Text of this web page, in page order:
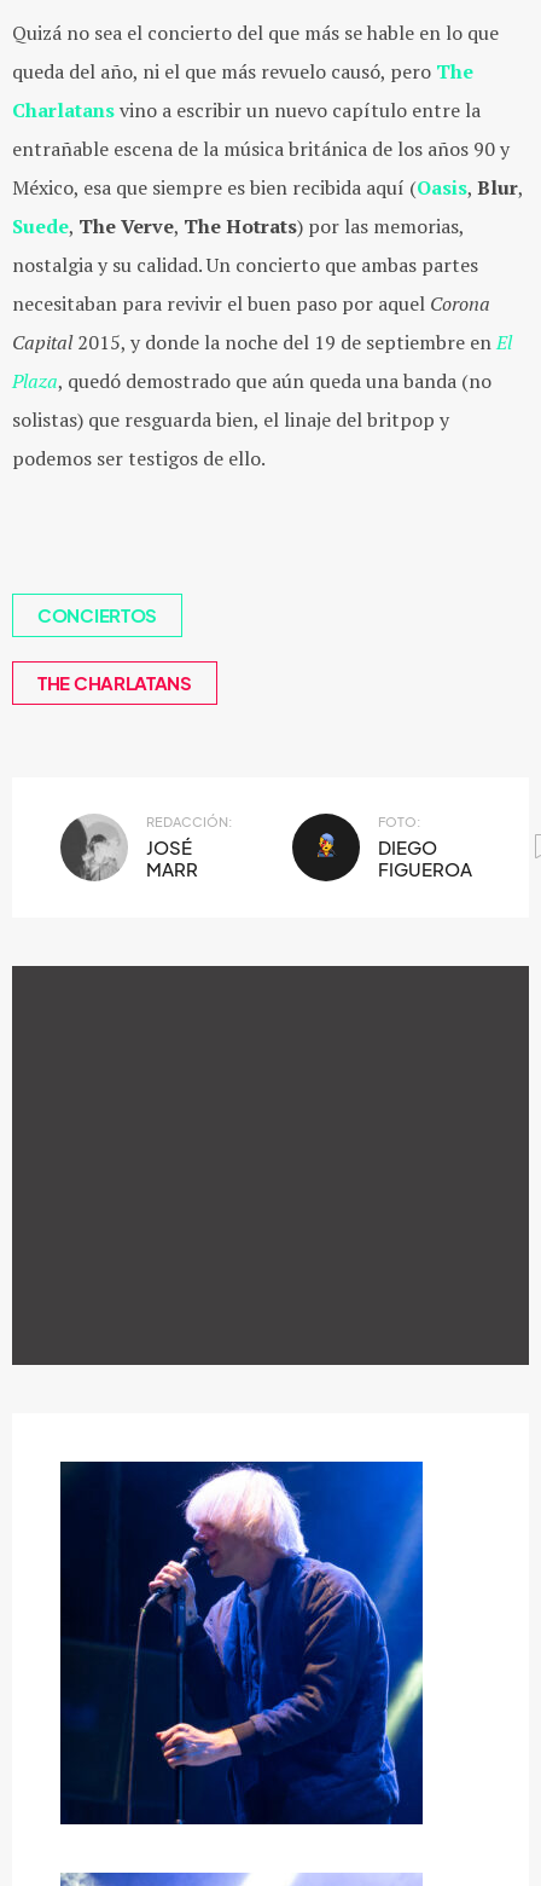
Quizá no sea el concierto del que más se hable en lo que
queda del año, ni el que más revuelo causó, pero The
Charlatansvino a escribir un nuevo capítulo entre la
entrañable escena de la música británica de los años 90 y
México, esa que siempre es bien recibida aquí (Oasis, Blur,
Suede, The Verve, The Hotrats) por las memorias,
nostalgia y su calidad. Un concierto que ambas partes
necesitaban para revivir el buen paso por aquel Corona
Capital2015, y donde la noche del 19 de septiembre enEl
Plaza, quedó demostrado que aún queda una banda (no
solistas) que resguarda bien, el linaje del britpop y
podemos ser testigos de ello.
CONCIERTOS
THE CHARLATANS
REDACCIÓN:
JOSÉ
MARR
FOTO:
DIEGO
FIGUEROA